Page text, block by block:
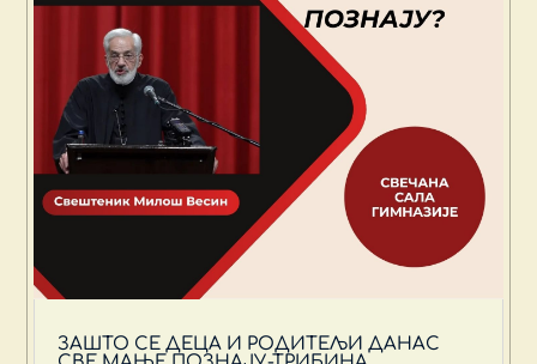
ЗАШТО СЕ ДЕЦА И РОДИТЕЉИ ДАНАС